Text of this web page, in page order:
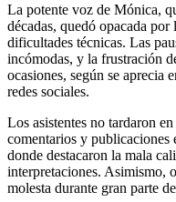
La potente voz de Mónica,
décadas, quedó opacada
dificultades técnicas. Las
incómodas, y la frustración
ocasiones, según se aprecia
redes sociales.
Los asistentes no tardaron
comentarios y
donde destacaron la mala
interpretaciones. Asimismo,
molesta durante gran parte